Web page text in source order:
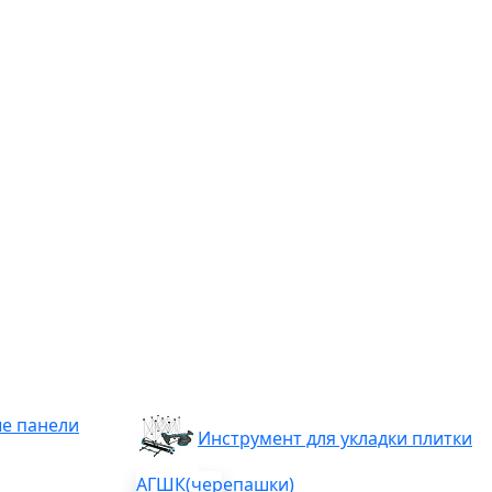
панели
Инструмент для укладки плитки
АГШК(черепашки)